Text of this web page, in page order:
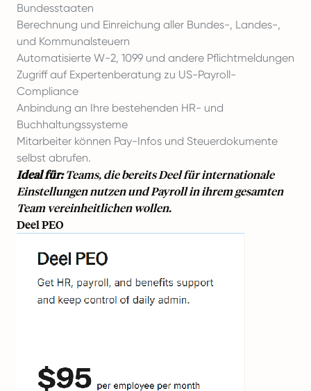
Bundesstaaten
Berechnung und Einreichung aller Bundes-, Landes-,
und Kommunalsteuern
Automatisierte W-2, 1099 und andere Pflichtmeldungen
Zugriff auf Expertenberatung zu US-Payroll-
Compliance
Anbindung an Ihre bestehenden HR- und
Buchhaltungssysteme
Mitarbeiter können Pay-Infos und Steuerdokumente
selbst abrufen.
Ideal für:Teams, die bereits Deel für internationale
Einstellungen nutzen und Payroll in ihrem gesamten
Team vereinheitlichen wollen.
Deel PEO